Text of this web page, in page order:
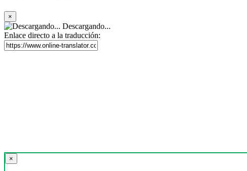
×
Descargando...
Enlace directo a la traducción:
×